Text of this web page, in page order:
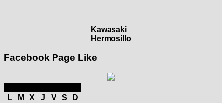
Kawasaki
Hermosillo
Facebook Page Like
L
M X J V S
D